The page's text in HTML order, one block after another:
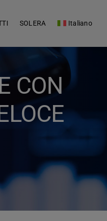
SOLERA Italiano
CON